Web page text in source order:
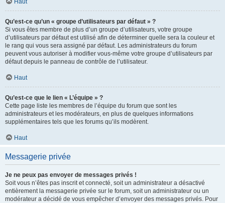
Haut
Qu’est-ce qu’un « groupe d’utilisateurs par défaut » ?
Si vous êtes membre de plus d’un groupe d’utilisateurs, votre groupe
d’utilisateurs par défaut est utilisé afin de déterminer quelle sera la couleur et
le rang qui vous sera assigné par défaut. Les administrateurs du forum
peuvent vous autoriser à modifier vous-même votre groupe d’utilisateurs par
défaut depuis le panneau de contrôle de l’utilisateur.
Haut
Qu’est-ce que le lien « L’équipe » ?
Cette page liste les membres de l’équipe du forum que sont les
administrateurs et les modérateurs, en plus de quelques informations
supplémentaires tels que les forums qu’ils modèrent.
Haut
Messagerie privée
Je ne peux pas envoyer de messages privés !
Soit vous n’êtes pas inscrit et connecté, soit un administrateur a désactivé
entièrement la messagerie privée sur le forum, soit un administrateur ou un
modérateur a décidé de vous empêcher d’envoyer des messages privés. Pour